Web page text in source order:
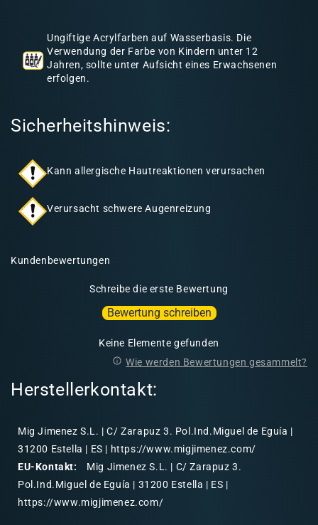
Ungiftige Acrylfarben auf Wasserbasis. Die
Verwendung der Farbe von Kindern unter 12
Jahren, sollte unter Aufsicht eines Erwachsenen
erfolgen.
Sicherheitshinweis:
Kann allergische Hautreaktionen verursachen
Verursacht schwere Augenreizung
Kundenbewertungen
Schreibe die erste Bewertung
Bewertung schreiben
Keine Elemente gefunden
Wie werden Bewertungen gesammelt?
Herstellerkontakt:
Mig Jimenez S.L. | C/ Zarapuz 3. Pol.Ind.Miguel de Eguía |
31200 Estella | ES | https://www.migjimenez.com/
EU-Kontakt:
Mig Jimenez S.L. | C/ Zarapuz 3.
Pol.Ind.Miguel de Eguía | 31200 Estella | ES |
https://www.migjimenez.com/